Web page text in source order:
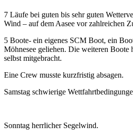
7 Läufe bei guten bis sehr guten
Wind – auf dem Aasee vor zahlreichen
5 Boote- ein eigenes SCM Boot, ein
Möhnesee geliehen. Die weiteren Boote
selbst mitgebracht.
Eine Crew musste kurzfristig absagen.
Samstag schwierige
Sonntag herrlicher Segelwind.